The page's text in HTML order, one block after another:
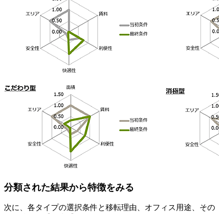
分類された結果から特徴をみる
次に、各タイプの選択条件と移転理由、オフィス用途、その